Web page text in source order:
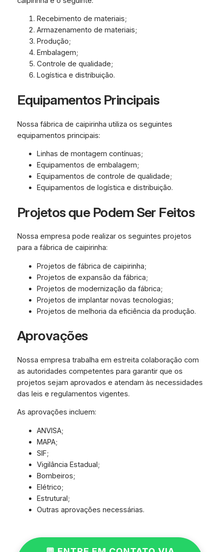
Recebimento de materiais;
Armazenamento de materiais;
Produção;
Embalagem;
Controle de qualidade;
Logística e distribuição.
Equipamentos Principais
Nossa fábrica de caipirinha utiliza os seguintes
equipamentos principais:
Linhas de montagem contínuas;
Equipamentos de embalagem;
Equipamentos de controle de qualidade;
Equipamentos de logística e distribuição.
Projetos que Podem Ser Feitos
Nossa empresa pode realizar os seguintes projetos
para a fábrica de caipirinha:
Projetos de fábrica de caipirinha;
Projetos de expansão da fábrica;
Projetos de modernização da fábrica;
Projetos de implantar novas tecnologias;
Projetos de melhoria da eficiência da produção.
Aprovações
Nossa empresa trabalha em estreita colaboração com
as autoridades competentes para garantir que os
projetos sejam aprovados e atendam às necessidades
das leis e regulamentos vigentes.
As aprovações incluem:
ANVISA;
MAPA;
SIF;
Vigilância Estadual;
Bombeiros;
Elétrico;
Estrutural;
Outras aprovações necessárias.